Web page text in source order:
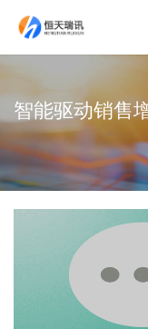
智能驱动销售